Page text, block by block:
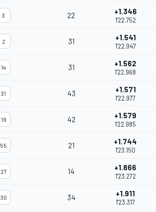
3 22 +1.346
1'22.752
2 31 +1.541
1'22.947
14 31 +1.562
1'22.968
31 43 +1.571
1'22.977
19 42 +1.579
1'22.985
55 21 +1.744
1'23.150
27 14 +1.866
1'23.272
30 34 +1.911
1'23.317